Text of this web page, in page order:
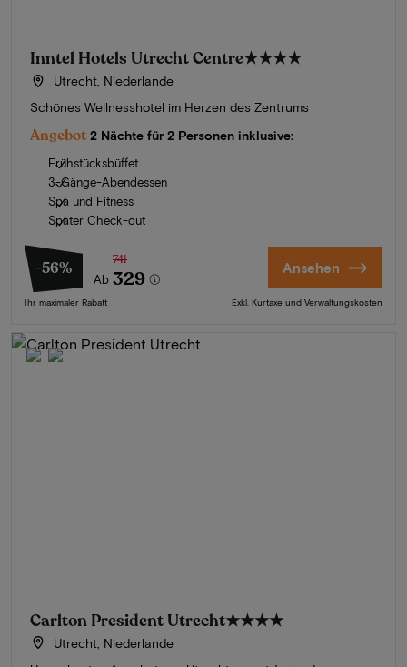
Inntel Hotels Utrecht Centre★★★★
Utrecht, Niederlande
Schönes Wellnesshotel im Herzen des Zentrums
Angebot 2 Nächte für 2 Personen inklusive:
Frühstücksbüffet
3-Gänge-Abendessen
Spa und Fitness
Später Check-out
-56%
Ab
741
329
Ihr maximaler Rabatt
Ansehen
Exkl. Kurtaxe und Verwaltungskosten
Carlton President Utrecht★★★★
Utrecht, Niederlande